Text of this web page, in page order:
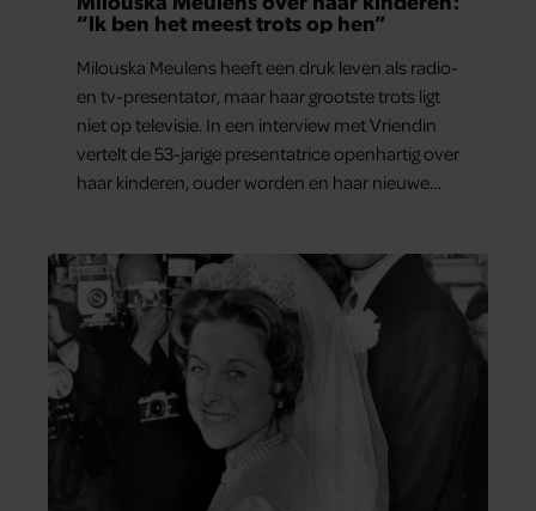
“Ik ben het meest trots op hen”
Milouska Meulens heeft een druk leven als radio-
en tv-presentator, maar haar grootste trots ligt
niet op televisie. In een interview met Vriendin
vertelt de 53-jarige presentatrice openhartig over
haar kinderen, ouder worden en haar nieuwe
dag het meest bezighouden.